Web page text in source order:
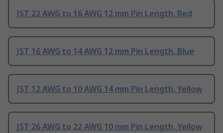
JST 22 AWG to 16 AWG 12 mm Pin Length, Red
JST 16 AWG to 14 AWG 12 mm Pin Length, Blue
JST 12 AWG to 10 AWG 14 mm Pin Length, Yellow
JST 26 AWG to 22 AWG 10 mm Pin Length, Yellow